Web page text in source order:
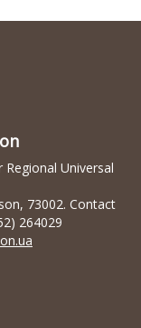
Universal
73002. Contact
264029